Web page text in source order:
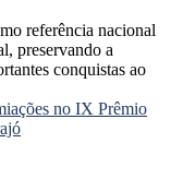
referência nacional
preservando a
conquistas ao